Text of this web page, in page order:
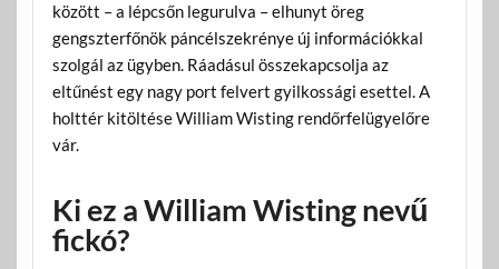
között – a lépcsőn legurulva – elhunyt öreg
gengszterfőnök páncélszekrénye új információkkal
szolgál az ügyben. Ráadásul összekapcsolja az
eltűnést egy nagy port felvert gyilkossági esettel. A
holttér kitöltése William Wisting rendőrfelügyelőre
vár.
Ki ez a William Wisting nevű
fickó?